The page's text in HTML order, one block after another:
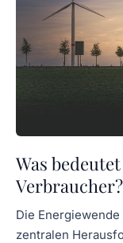
Was
Verbraucher?
Die
zentralen